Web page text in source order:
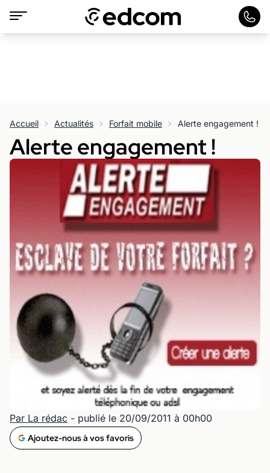
Accueil Actualités Forfait mobile Alerte engagement !
Alerte engagement !
Par La rédac - publié le 20/09/2011 à 00h00
Ajoutez-nous à vos favoris